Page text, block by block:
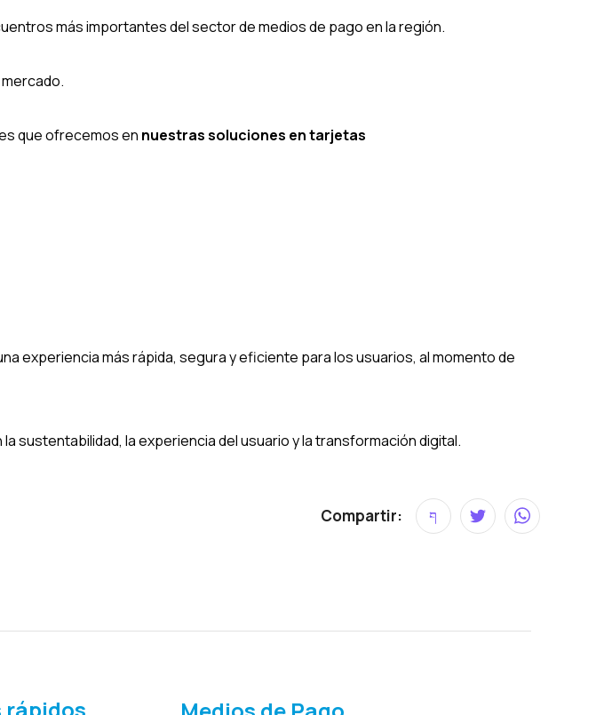
más importantes del sector de medios de pago en la región.
que ofrecemos en nuestras soluciones en tarjetas
experiencia más rápida, segura y eficiente para los usuarios, al momento de
sustentabilidad, la experiencia del usuario y la transformación digital.
Compartir: